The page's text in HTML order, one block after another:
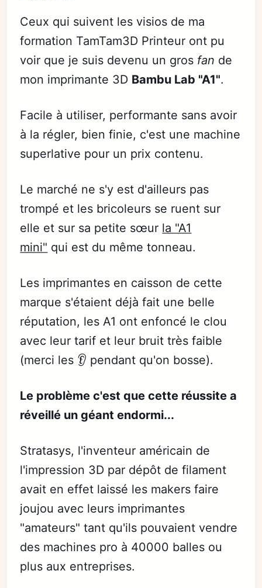
Ceux qui suivent les visios de ma
formation TamTam3D Printeur ont pu
voir que je suis devenu un gros fan de
mon imprimante 3D Bambu Lab "A1".
Facile à utiliser, performante sans avoir
à la régler, bien finie, c'est une machine
superlative pour un prix contenu.
Le marché ne s'y est d'ailleurs pas
trompé et les bricoleurs se ruent sur
elle et sur sa petite sœur la "A1
mini" qui est du même tonneau.
Les imprimantes en caisson de cette
marque s'étaient déjà fait une belle
réputation, les A1 ont enfoncé le clou
avec leur tarif et leur bruit très faible
(merci les 👂 pendant qu'on bosse).
Le problème c'est que cette réussite a
réveillé un géant endormi...
Stratasys, l'inventeur américain de
l'impression 3D par dépôt de filament
avait en effet laissé les makers faire
joujou avec leurs imprimantes
"amateurs" tant qu'ils pouvaient vendre
des machines pro à 40000 balles ou
plus aux entreprises.